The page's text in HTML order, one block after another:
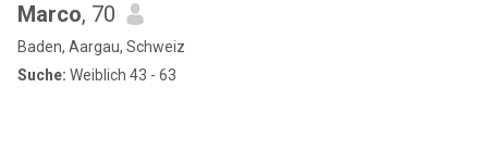
Marco, 70
Baden, Aargau, Schweiz
Suche: Weiblich 43 - 63